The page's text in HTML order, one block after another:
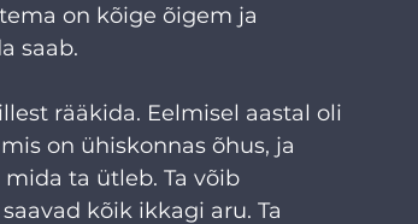
on kõige õigem ja
saab.
rääkida. Eelmisel aastal oli
on ühiskonnas õhus, ja
ta ütleb. Ta võib
kõik ikkagi aru. Ta